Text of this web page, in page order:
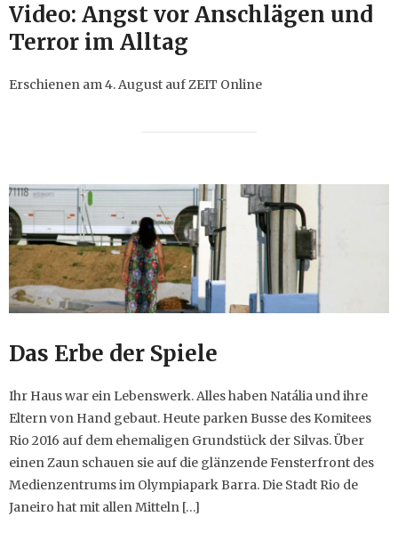
Video: Angst vor Anschlägen und
Terror im Alltag
Erschienen am 4. August auf ZEIT Online
Das Erbe der Spiele
Ihr Haus war ein Lebenswerk. Alles haben Natália und ihre
Eltern von Hand gebaut. Heute parken Busse des Komitees
Rio 2016 auf dem ehemaligen Grundstück der Silvas. Über
einen Zaun schauen sie auf die glänzende Fensterfront des
Medienzentrums im Olympiapark Barra. Die Stadt Rio de
Janeiro hat mit allen Mitteln […]